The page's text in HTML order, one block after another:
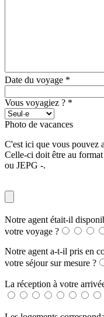
Date du voyage *
Vous voyagiez ? *
Photo de vacances
C'est ici que vous pouvez
Celle-ci doit être au
ou JEPG -.
Notre agent était-il
votre voyage ?
Notre agent a-t-il pris en
votre séjour sur mesure ?
La réception à votre